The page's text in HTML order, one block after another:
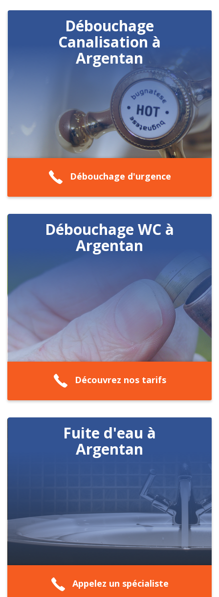
Débouchage
Canalisation à
Argentan
Débouchage d'urgence
Débouchage WC à
Argentan
Découvrez nos tarifs
Fuite d'eau à
Argentan
Appelez un spécialiste